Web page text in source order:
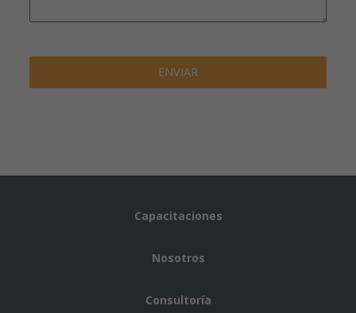
ENVIAR
Capacitaciones
Nosotros
Consultoría